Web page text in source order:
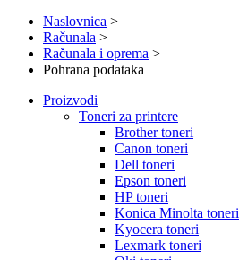
Naslovnica >
Računala >
Računala i oprema >
Pohrana podataka
Proizvodi
Toneri za printere
Brother toneri
Canon toneri
Dell toneri
Epson toneri
HP toneri
Konica Minolta toneri
Kyocera toneri
Lexmark toneri